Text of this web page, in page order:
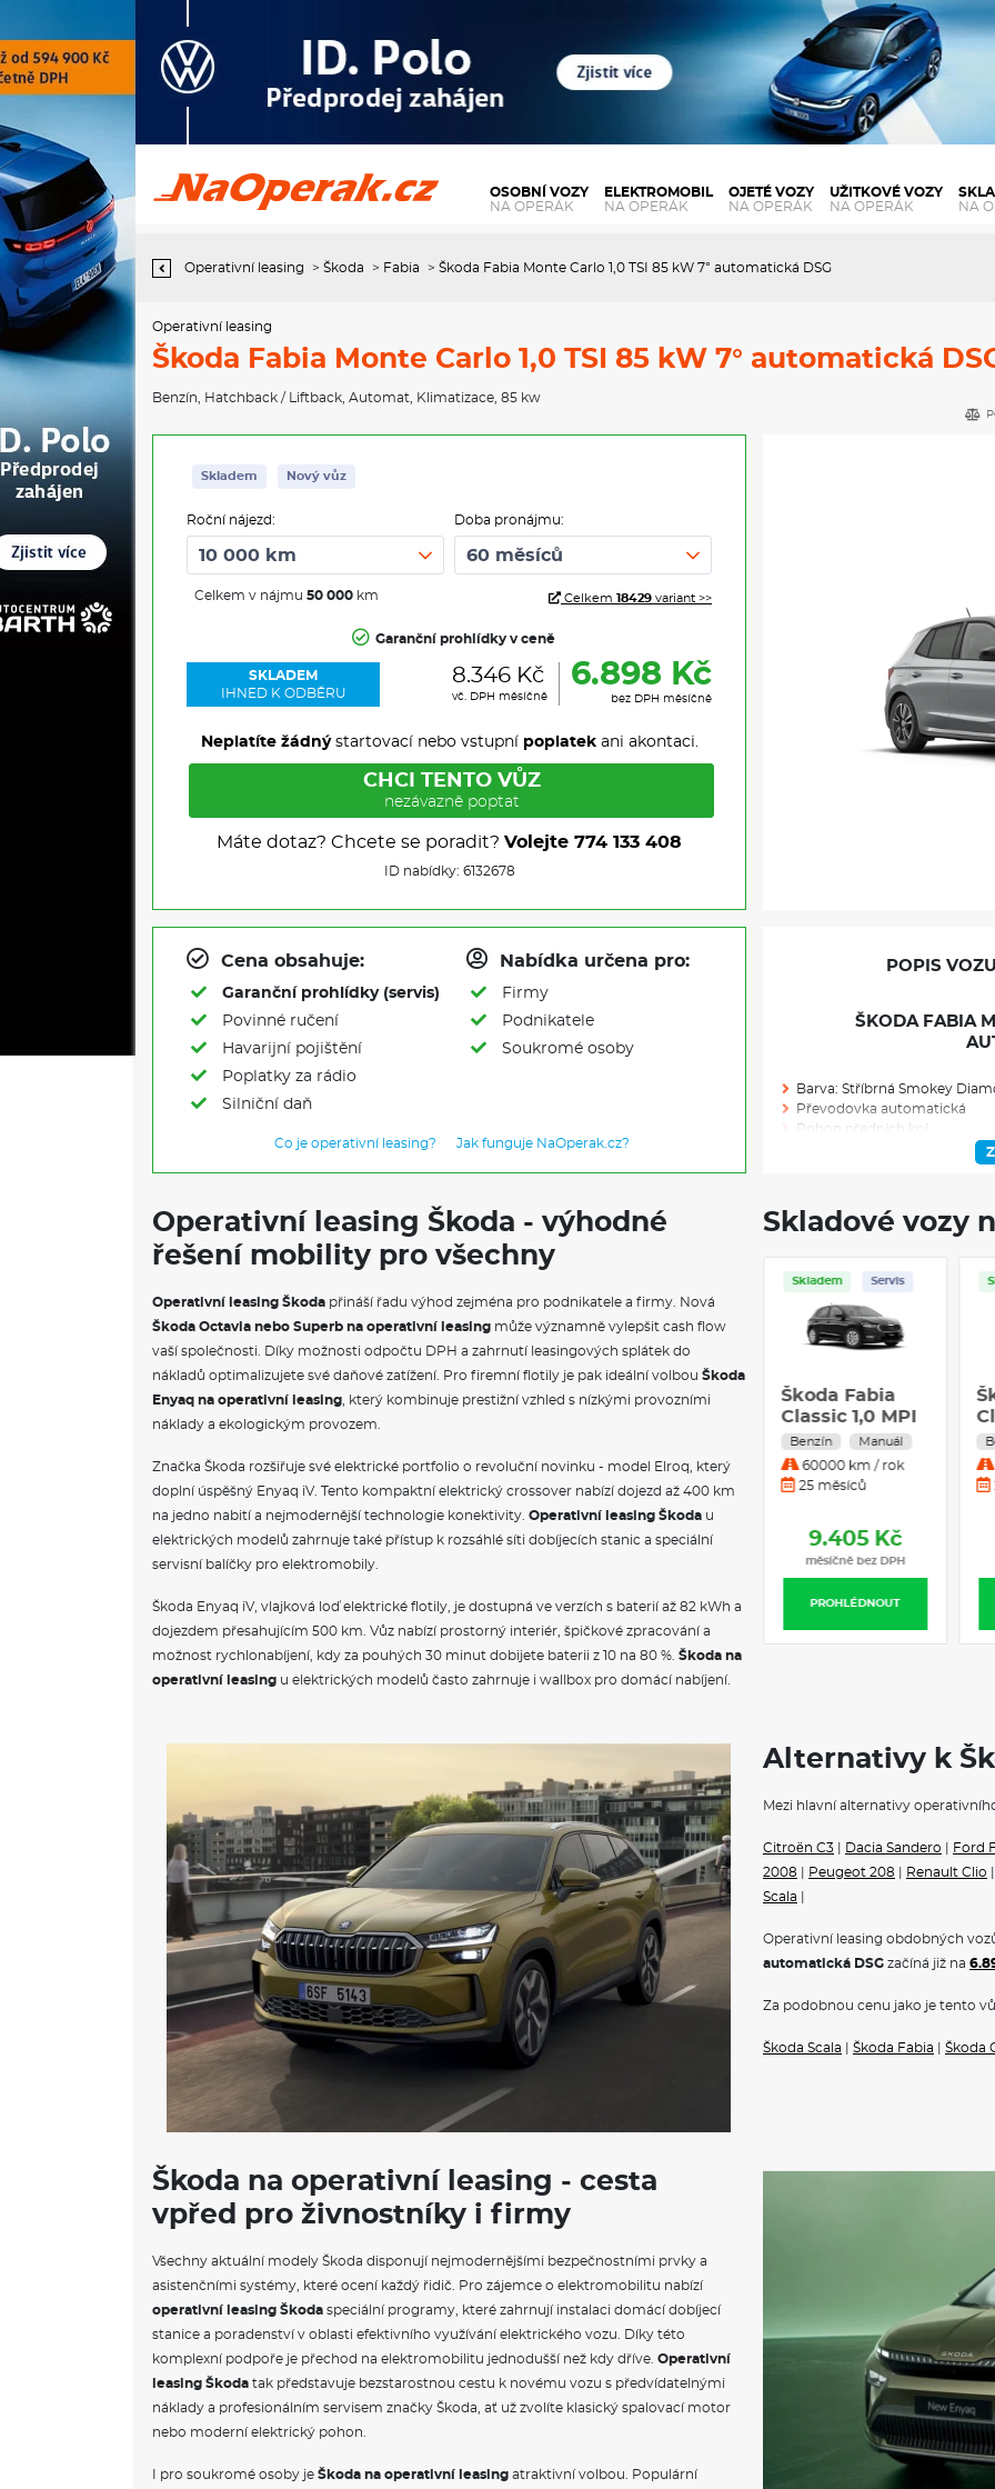
Operativní leasing Škoda Fabia Monte Carlo 1,0 TSI 85 kW 7°
automatická DSG
OSOBNÍ VOZY
NA OPERÁK
ELEKTROMOBIL
NA OPERÁK
OJETÉ VOZY
NA OPERÁK
UŽITKOVÉ VOZY
NA OPERÁK
NA
Operativní leasing > Škoda > Fabia > Škoda Fabia Monte Carlo 1,0 TSI 85 kW 7° automatická DSG
Operativní leasing
Škoda Fabia Monte Carlo 1,0 TSI 85 kW 7° automatická
Benzín Hatchback / Liftback Automat Klimatizace , 85 kw
Skladem Nový vůz
Roční nájezd:
Celkem v nájmu 50 000 km
Doba pronájmu:
Celkem 18429 variant >>
Garanční prohlídky v ceně
SKLADEM
IHNED K ODBĚRU
8.346 Kč
vč. DPH měsíčně
6.898 Kč
bez DPH měsíčně
Neplatíte žádnýstartovací nebo vstupní poplatekani akontaci.
CHCI TENTO VŮZ
nezávazně poptat
Máte dotaz? Chcete se poradit? Volejte 774 133 408
ID nabídky: 6132678
Cena obsahuje:
Garanční prohlídky (servis)
Povinné ručení
Havarijní pojištění
Poplatky za rádio
Silniční daň
Nabídka určena pro:
Firmy
Podnikatele
Soukromé osoby
Co je operativní leasing? Jak funguje NaOperak.cz?
POPIS
ŠKODA FABIA
Barva: Stříbrná Smokey
Převodovka automatická
Pohon předních kol
Skladem: 1
Ve výrobě: 0
VÝBAVA NAD
Sada nářadí a zvedák vozu
Pneumatiky 215/45 R17 91V XL
Krytky šroubů kol
Disky kol z lehké slitiny
Procyon 17" černá leštěná
Dekor palubní desky umělá
Sportovní kryty pedálů
Elektrické ovládání oken
Schránka před spolujezdcem
Sluneční clony s
Kožená hlavice řadící páky
Oboustranný koberec do
Dekorativní prahové lišty
Osvětlení zavazadlového
Černě lakované nápisy na
Škrabka na led ve víku
Konvexní vnější zpětná
Bi-LED přední světlomety
Sportovní multifunkční
Potah sedadel - látka
Sportovní sedadla vpředu
Integrované hlavové opěrky
Výškově nastavitelná přední
Zadní sedadlo nedělené,
Třetí hlavová opěrka vzadu
Loketní opěrka vpředu s
Manuálně nastavitelná
8" obrazovka infotainmentu
Operativní leasing Škoda - výhodné
řešení mobility pro všechny
Operativní leasing Škoda přináší řadu výhod zejména pro podnikatele a firmy. Nová
Škoda Octavia nebo Superb na operativní leasing může významně vylepšit cash flow
vaší společnosti. Díky možnosti odpočtu DPH a zahrnutí leasingových splátek do
nákladů optimalizujete své daňové zatížení. Pro firemní flotily je pak ideální volbou Škoda
Enyaq na operativní leasing , který kombinuje prestižní vzhled s nízkými provozními
náklady a ekologickým provozem.
Značka Škoda rozšiřuje své elektrické portfolio o revoluční novinku - model Elroq, který
doplní úspěšný Enyaq iV. Tento kompaktní elektrický crossover nabízí dojezd až 400 km
na jedno nabití a nejmodernější technologie konektivity. Operativní leasing Škoda u
elektrických modelů zahrnuje také přístup k rozsáhlé síti dobíjecích stanic a speciální
servisní balíčky pro elektromobily.
Škoda Enyaq iV, vlajková loď elektrické flotily, je dostupná ve verzích s baterií až 82 kWh a
dojezdem přesahujícím 500 km. Vůz nabízí prostorný interiér, špičkové zpracování a
možnost rychlonabíjení, kdy za pouhých 30 minut dobijete baterii z 10 na 80 %. Škoda na
operativní leasing u elektrických modelů často zahrnuje i wallbox pro domácí nabíjení.
Skladové vozy
Skladem
Škoda Fabia
Monte Carlo 1.5
TSI 110 kW
Benzín
Automatická
Benzín Automat
25000 km / rok
12 měsíců
PROHLÉDNOUT
7.990 Kč
měsíčně bez DPH
Alternativy k
Mezi hlavní alternativy
Citroën C3 Dacia Sandero Ford
2008
Peugeot 208 Renault Clio
Scala
Operativní leasing obdobných
automatická DSG začíná již na
Za podobnou cenu jako je tento
Škoda Scala Škoda Fabia Škoda
Škoda na operativní leasing - cesta
vpřed pro živnostníky i firmy
Všechny aktuální modely Škoda disponují nejmodernějšími bezpečnostními prvky a
asistenčními systémy, které ocení každý řidič. Pro zájemce o elektromobilitu nabízí
operativní leasing Škoda speciální programy, které zahrnují instalaci domácí dobíjecí
stanice a poradenství v oblasti efektivního využívání elektrického vozu. Díky této
komplexní podpoře je přechod na elektromobilitu jednodušší než kdy dříve. Operativní
leasing Škoda tak představuje bezstarostnou cestu k novému vozu s předvídatelnými
náklady a profesionálním servisem značky Škoda, ať už zvolíte klasický spalovací motor
nebo moderní elektrický pohon.
I pro soukromé osoby je Škoda na operativní leasing atraktivní volbou. Populární